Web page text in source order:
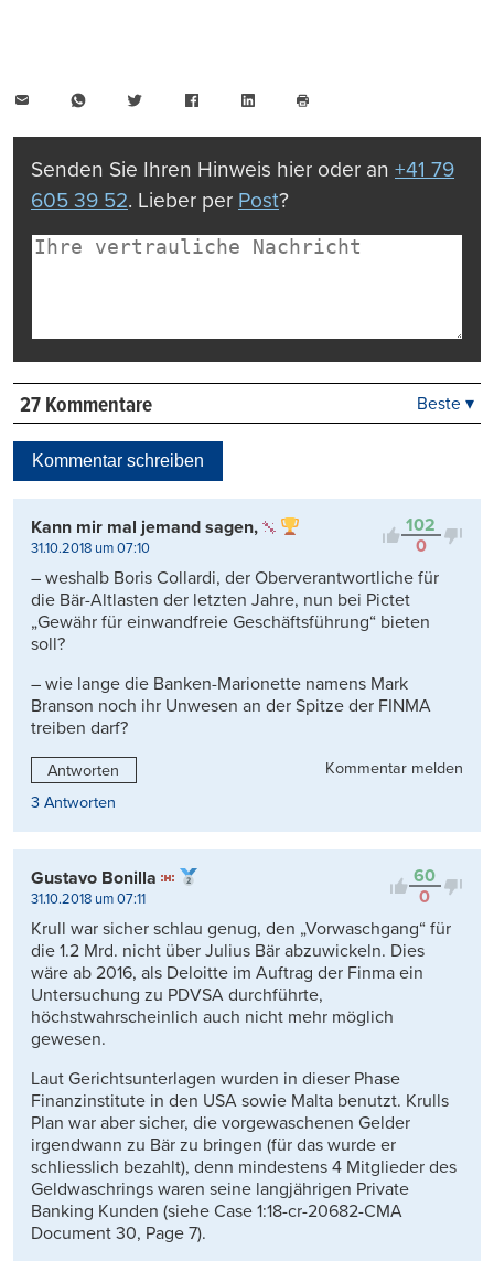
WhatsAppTwitter FacebookLinkedIn
drucken
Senden Sie Ihren Hinweis hier oder an +41 79
605 39 52. Lieber per Post?
27 Kommentare
Kontrovers
Beste ▾
Kommentar schreiben
102
0
Kann mir mal jemand sagen,
31.10.2018 um 07:10
– weshalb Boris Collardi, der Oberverantwortliche für
die Bär-Altlasten der letzten Jahre, nun bei Pictet
„Gewähr für einwandfreie Geschäftsführung“ bieten
soll?
– wie lange die Banken-Marionette namens Mark
Branson noch ihr Unwesen an der Spitze der FINMA
treiben darf?
Antworten
Kommentar melden
3 Antworten
60
0
Gustavo Bonilla
31.10.2018 um 07:11
Krull war sicher schlau genug, den „Vorwaschgang“ für
die 1.2 Mrd. nicht über Julius Bär abzuwickeln. Dies
wäre ab 2016, als Deloitte im Auftrag der Finma ein
Untersuchung zu PDVSA durchführte,
höchstwahrscheinlich auch nicht mehr möglich
gewesen.
Laut Gerichtsunterlagen wurden in dieser Phase
Finanzinstitute in den USA sowie Malta benutzt. Krulls
Plan war aber sicher, die vorgewaschenen Gelder
irgendwann zu Bär zu bringen (für das wurde er
schliesslich bezahlt), denn mindestens 4 Mitglieder des
Geldwaschrings waren seine langjährigen Private
Banking Kunden (siehe Case 1:18-cr-20682-CMA
Document 30, Page 7).